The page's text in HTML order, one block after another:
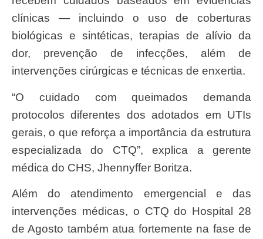
clínicas — incluindo o uso de coberturas
biológicas e sintéticas, terapias de alívio da
dor, prevenção de infecções, além de
intervenções cirúrgicas e técnicas de enxertia.
“O cuidado com queimados demanda
protocolos diferentes dos adotados em UTIs
gerais, o que reforça a importância da estrutura
especializada do CTQ”, explica a gerente
médica do CHS, Jhennyffer Boritza.
Além do atendimento emergencial e das
intervenções médicas, o CTQ do Hospital 28
de Agosto também atua fortemente na fase de